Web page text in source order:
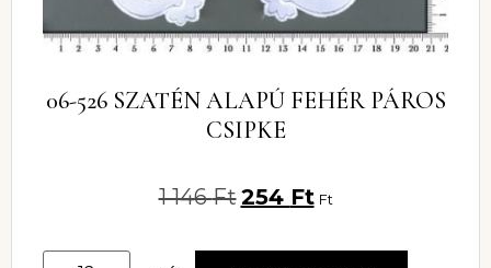
06-526 SZATÉN ALAPÚ FEHÉR PÁROS
CSIPKE
1 146Ft254 Ft Ft